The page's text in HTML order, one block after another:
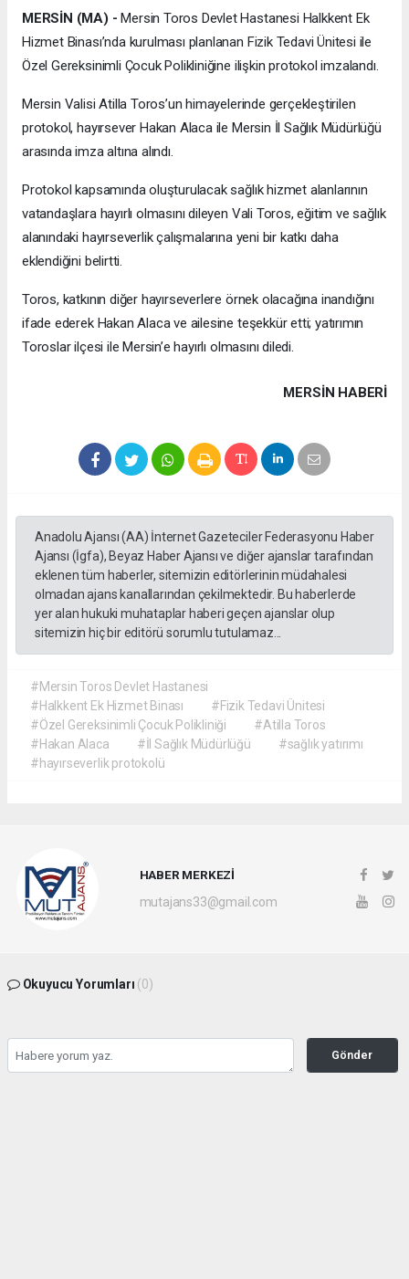
MERSİN (MA) - Mersin Toros Devlet Hastanesi Halkkent Ek
Hizmet Binası’nda kurulması planlanan Fizik Tedavi Ünitesi ile
Özel Gereksinimli Çocuk Polikliniğine ilişkin protokol imzalandı.
Mersin Valisi Atilla Toros’un himayelerinde gerçekleştirilen
protokol, hayırsever Hakan Alaca ile Mersin İl Sağlık Müdürlüğü
arasında imza altına alındı.
Protokol kapsamında oluşturulacak sağlık hizmet alanlarının
vatandaşlara hayırlı olmasını dileyen Vali Toros, eğitim ve sağlık
alanındaki hayırseverlik çalışmalarına yeni bir katkı daha
eklendiğini belirtti.
Toros, katkının diğer hayırseverlere örnek olacağına inandığını
ifade ederek Hakan Alaca ve ailesine teşekkür etti; yatırımın
Toroslar ilçesi ile Mersin’e hayırlı olmasını diledi.
MERSIN HABERİ
Anadolu Ajansı (AA) İnternet Gazeteciler Federasyonu Haber
Ajansı (İgfa), Beyaz Haber Ajansı ve diğer ajanslar tarafından
eklenen tüm haberler, sitemizin editörlerinin müdahalesi
olmadan ajans kanallarından çekilmektedir. Bu haberlerde
yer alan hukuki muhataplar haberi geçen ajanslar olup
sitemizin hiç bir editörü sorumlu tutulamaz...
#Mersin Toros Devlet Hastanesi
#Halkkent Ek Hizmet Binası
#Fizik Tedavi Ünitesi
#Özel Gereksinimli Çocuk Polikliniği
#Atilla Toros
#Hakan Alaca
#İl Sağlık Müdürlüğü
#sağlık yatırımı
#hayırseverlik protokolü
HABER MERKEZİ
mutajans33@gmail.com
Okuyucu Yorumları (0)
Gönder